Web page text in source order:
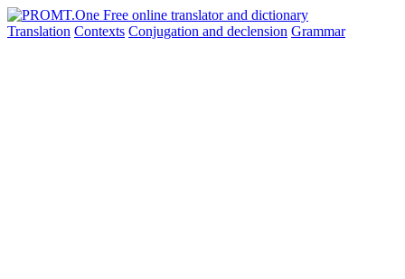
Translation Contexts Conjugation and declension Grammar